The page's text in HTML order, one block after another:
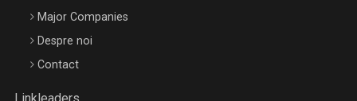
Be Inspired. Make it Happen!, ARTEMIS LETO, ORADEA, 8
Octombrie
Major Companies
Despre noi
Contact